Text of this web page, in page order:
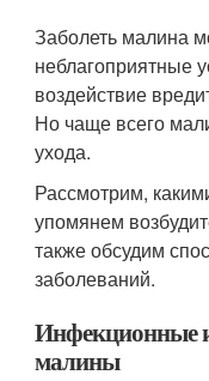
Заболеть малина
неблагоприятные
воздействие
Но чаще всего
ухода.
Рассмотрим,
упомянем
также обсудим
заболеваний.
Инфекционные
малины